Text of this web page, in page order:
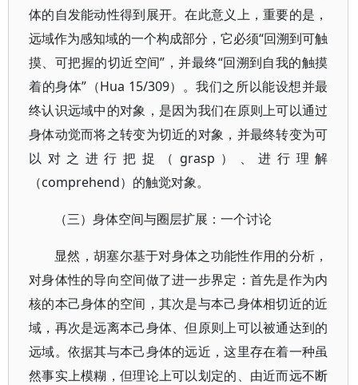
体的自发能动性得到展开。在此意义上，重要的是，
远域作为感知域的一个构成部分，它必须“回溯到可触
摸、可把握的切近空间”，并最终“回溯到自我的触摸
着的身体”（Hua 15/309）。我们之所以能设想并最
终认识远域中的对象，是因为我们在原则上可以通过
身体动觉而将之转变为切近的对象，并最终转变为可
以对之进行把捉（grasp）、进行理解
（comprehend）的触觉对象。
（三）身体空间与圈层扩展：一个讨论
显然，胡塞尔基于对身体之功能性作用的分析，
对身体性的导向空间做了进一步界定：首先是作为内
核的本己身体的空间，其次是与本己身体相切近的近
域，再次是远离本己身体、但原则上可以被通达到的
远域。依据其与本己身体的远近，这里存在着一种虽
然事实上模糊，但理论上可以划定的、由近而远不断